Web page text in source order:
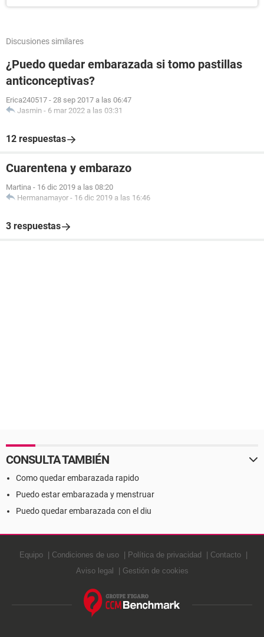
Discusiones similares
¿Puedo quedar embarazada si tomo pastillas
anticonceptivas?
Erica240517 - 28 sep 2017 a las 06:47
Jasmin - 6 mar 2022 a las 03:31
12 respuestas
Cuarentena y embarazo
Martina - 16 dic 2019 a las 08:20
Hermanamayor - 16 dic 2019 a las 16:46
3 respuestas
CONSULTA TAMBIÉN
Como quedar embarazada rapido
Puedo estar embarazada y menstruar
Puedo quedar embarazada con el diu
Equipo Condiciones de uso Política de privacidad
Contacto
Aviso legal
Gestión de cookies